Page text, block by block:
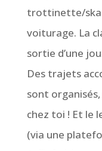
trottinette/
voiturage. La
sortie d’une
Des trajets
sont
chez toi ! Et le
(via une